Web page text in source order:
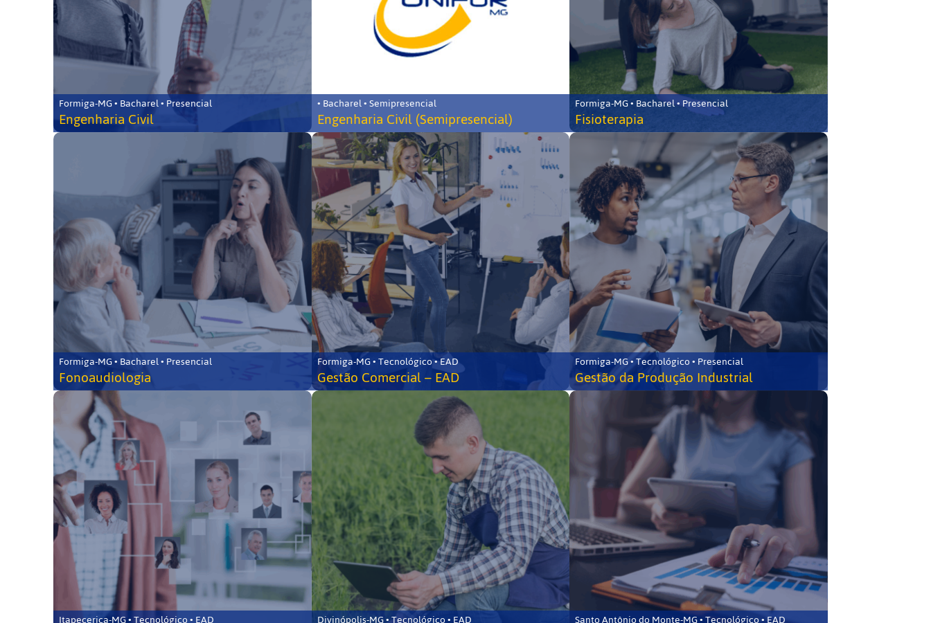
Formiga-MG • Bacharel • Presencial
Engenharia Civil
• Bacharel • Semipresencial
Engenharia Civil (Semipresencial)
Formiga-MG • Bacharel • Presencial
Fisioterapia
Formiga-MG • Bacharel • Presencial
Fonoaudiologia
Formiga-MG • Tecnológico • EAD
Gestão Comercial – EAD
Formiga-MG • Tecnológico • Presencial
Gestão da Produção Industrial